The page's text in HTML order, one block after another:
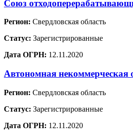
Союз
Регион: Свердловская область
Статус: Зарегистрированные
Дата ОГРН: 12.11.2020
Автономная
Регион: Свердловская область
Статус: Зарегистрированные
Дата ОГРН: 12.11.2020